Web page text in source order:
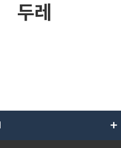
두레
add